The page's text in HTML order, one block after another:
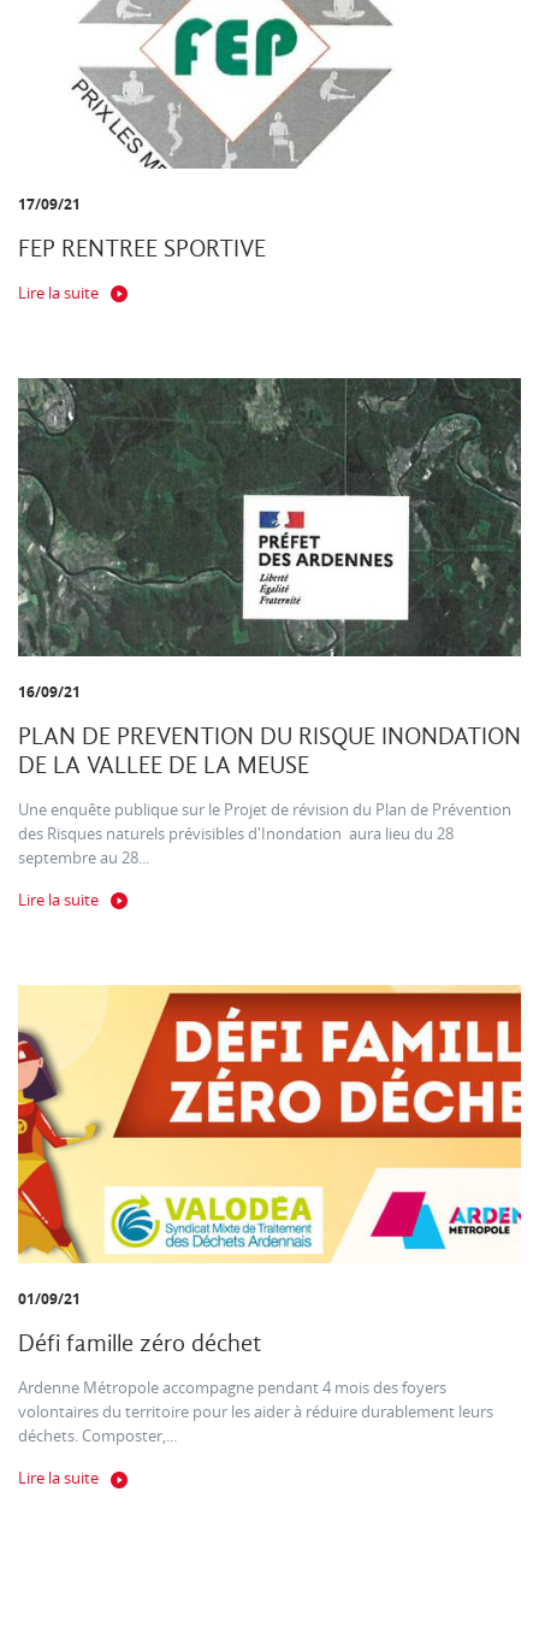
17/09/21
FEP RENTREE SPORTIVE
Lire la suite
16/09/21
PLAN DE PREVENTION DU RISQUE INONDATION
DE LA VALLEE DE LA MEUSE
Une enquête publique sur le Projet de révision du Plan de Prévention
des Risques naturels prévisibles d'Inondation aura lieu du 28
septembre au 28...
Lire la suite
01/09/21
Défi famille zéro déchet
Ardenne Métropole accompagne pendant 4 mois des foyers
volontaires du territoire pour les aider à réduire durablement leurs
déchets. Composter,...
Lire la suite